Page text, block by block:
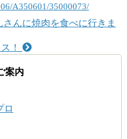
A350601/35000073/
んに焼肉を食べに行きま
！
案内
ロ